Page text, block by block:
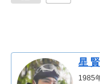
星
1985